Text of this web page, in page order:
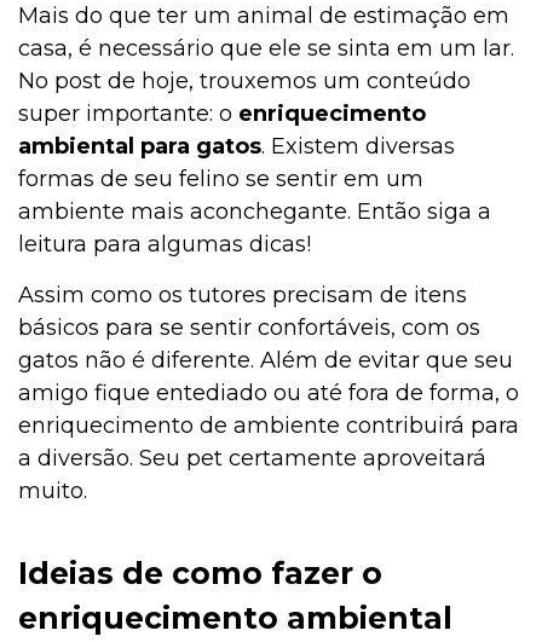
Mais do que ter um animal de estimação em
casa, é necessário que ele se sinta em um lar.
No post de hoje, trouxemos um conteúdo
super importante: o enriquecimento
ambiental para gatos. Existem diversas
formas de seu felino se sentir em um
ambiente mais aconchegante. Então siga a
leitura para algumas dicas!
Assim como os tutores precisam de itens
básicos para se sentir confortáveis, com os
gatos não é diferente. Além de evitar que seu
amigo fique entediado ou até fora de forma, o
enriquecimento de ambiente contribuirá para
a diversão. Seu pet certamente aproveitará
muito.
Ideias de como fazer o
enriquecimento ambiental